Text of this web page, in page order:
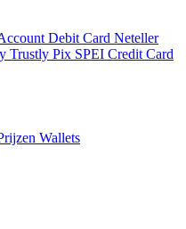
Debit Card Neteller
Trustly Pix SPEI Credit Card
Wallets